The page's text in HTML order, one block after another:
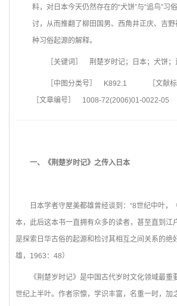
料，对日本今天仍然存在的“犬饼”与“追鸟”习
讨，从而推翻了柳田国男、西角井正庆、吉
种习俗起源的解释。
［关键词］ 荆楚岁时记；日本；犬饼；
［中图分类号］ K892.1
［文
［文章编号］ 1008-72(2006)01-0022-05
一、《荆楚岁时记》之传入日本
日本学者守屋美都雄曾经谈到：“8世纪中叶，
本，此后这本书一直拥有众多的读者，甚至直到江
是探索日华古俗的起源和检讨其相互之间关系的绝
雄，1963：48）
《荆楚岁时记》是中国古代岁时文化领域最重
世纪上半叶。作者宗懔，学识丰富，名重一时，加